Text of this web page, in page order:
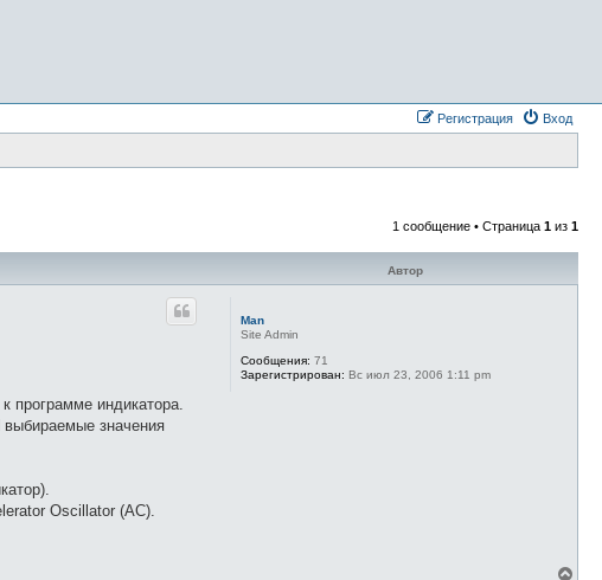
Вход
Регистрация
1 сообщение • Страница 1 из 1
Автор
Man
Site Admin
Сообщения: 71
Зарегистрирован: Вс июл 23, 2006 1:11 pm
программе индикатора.
значения
Oscillator (AC).